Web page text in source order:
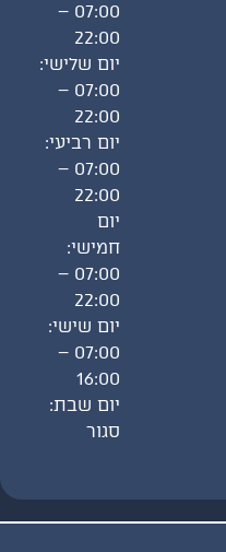
07:00 –
22:00
יום שלישי:
07:00 –
22:00
יום רביעי:
07:00 –
22:00
חמישי:
07:00 –
22:00
יום שישי:
07:00 –
16:00
יום שבת: